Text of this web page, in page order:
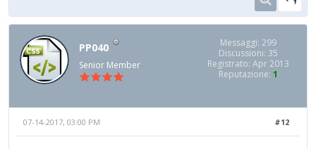
PP040
Senior Member
Messaggi: 299
Discussioni: 35
Registrato: Apr 2013
Reputazione: 1
#12
07-14-2017, 03:00 PM